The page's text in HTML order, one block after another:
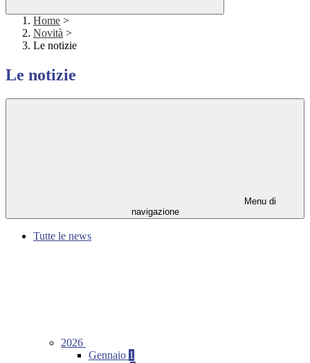
Home >
Novità >
Le notizie
Le notizie
Menu di
navigazione
Tutte le news
2026
Gennaio 1